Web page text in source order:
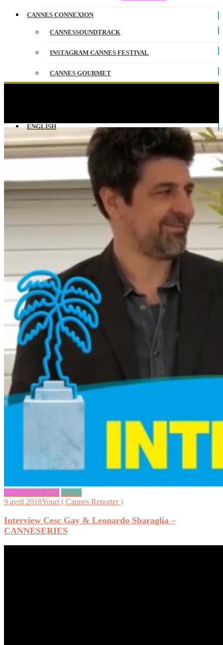
CANNES CONNEXION
CANNESSOUNDTRACK
INSTAGRAM CANNES FESTIVAL
CANNES GOURMET
ENGLISH
CANNESERIES videos
9 avril 2018Youri ( Cannes Reporter )
Interview Cesc Gay & Leonardo Sbaraglia –
CANNESERIES